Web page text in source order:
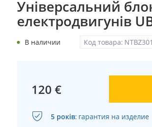
Універсальний
електродвигунів
Код товара:
В наличии
120 €
5 років: гарантия на изделие